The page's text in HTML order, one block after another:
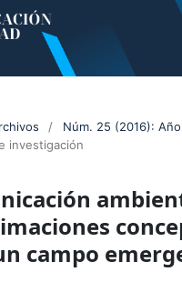
/ Núm. 25 (2016):
investigación
campo